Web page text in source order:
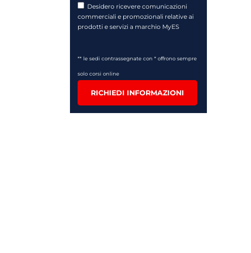
Desidero ricevere comunicazioni
commerciali e promozionali relative ai
prodotti e servizi a marchio MyES
** le sedi contrassegnate con * offrono sempre
solo corsi online
RICHIEDI INFORMAZIONI